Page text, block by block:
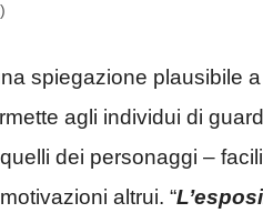
spiegazione plausibile
agli individui di
dei personaggi –
altrui. “